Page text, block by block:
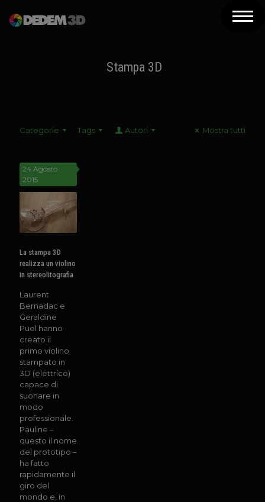
Assistenza
Contatti
Newsletter
Stampa 3D
Categorie Tags Autori Mostra tutti
24 Agosto
2015
La stampa 3D
realizza un violino
in stereolitografia
Laurent
Bernadac e
Geraldine
Puel hanno
creato il
primo violino
stampato in
3D (elettrico)
capace di
suonare in
modo
professionale.
Pauline –
questo il nome
del prototipo –
ha fatto
rapidamente il
giro del
mondo e, in